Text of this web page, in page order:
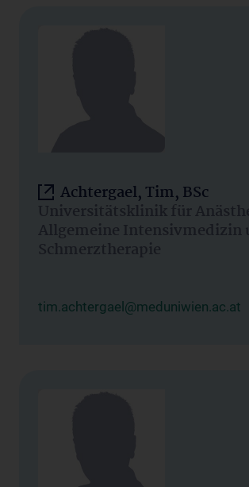
Achtergael, Tim, BSc
Universitätsklinik für
Allgemeine Intensivmedizin
Schmerztherapie
tim.achtergael@meduniwien.ac.at